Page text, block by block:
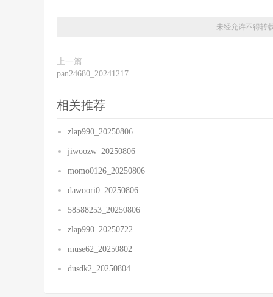
未经允许不得转
上一篇
pan24680_20241217
相关推荐
zlap990_20250806
jiwoozw_20250806
momo0126_20250806
dawoori0_20250806
58588253_20250806
zlap990_20250722
muse62_20250802
dusdk2_20250804